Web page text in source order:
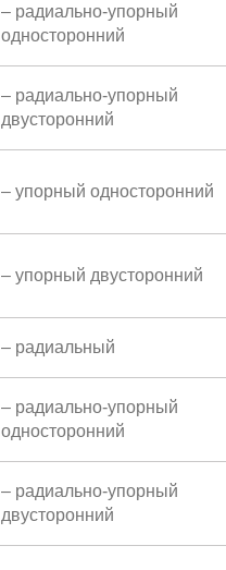
– радиально-упорный
односторонний
– радиально-упорный
двусторонний
– упорный односторонний
– упорный двусторонний
– радиальный
– радиально-упорный
односторонний
– радиально-упорный
двусторонний